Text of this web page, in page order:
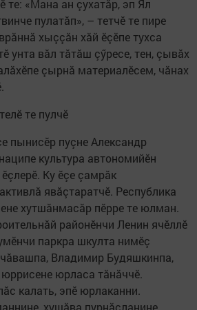
те: «Мана ан çухатăр, эп Ял
пулатăп», – тетчӗ те пире
хыççăн хăй ӗçӗпе тухса
унта вăл тăтăш çӳресе, тен, çывăх
çырнă материалӗсем, чăнах
те пулчӗ
пынисӗр пуçне Александр
культура автономийӗн
Ку ӗçе çамрăк
явăçтаратчӗ. Республика
хутшăнмасăр пӗрре те юлман.
районӗнчи Ленин ячӗллӗ
паркра шкулта нимӗç
чăвашпа, Владимир Будяшкинпа,
юрласа тăнăччӗ.
калать, эпӗ юрлаканни.